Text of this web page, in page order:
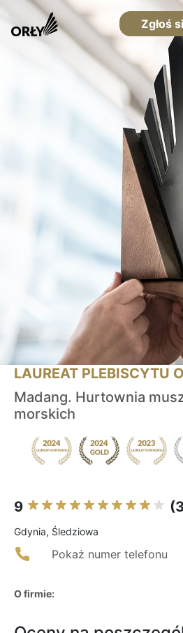
Zgłoś
LAUREAT PLEBISCYTU
Madang. Hurtownia
morskich
9
Gdynia, Śledziowa
Pokaż numer telefonu
O firmie: